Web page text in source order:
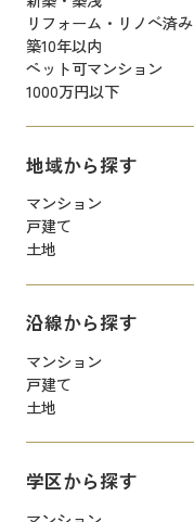
リフォーム・リノベ済み
築10年以内
ペット可マンション
1000万円以下
地域から探す
マンション
戸建て
土地
沿線から探す
マンション
戸建て
土地
学区から探す